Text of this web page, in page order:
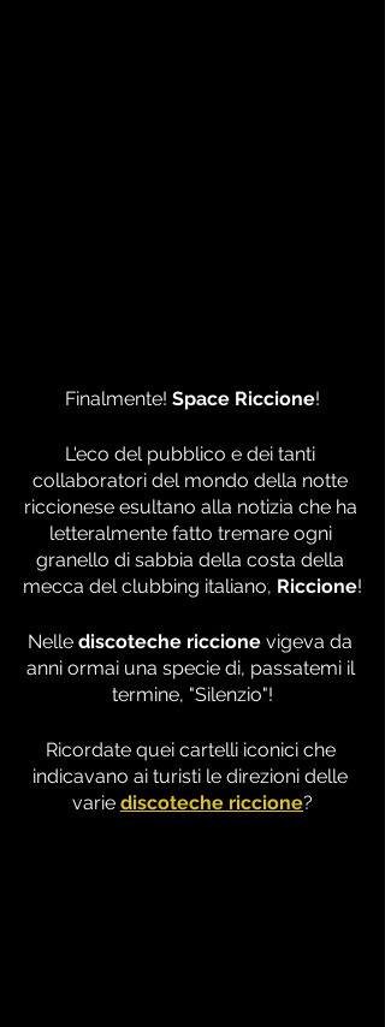
Finalmente! Space Riccione!
L'eco del pubblico e dei tanti
collaboratori del mondo della notte
riccionese esultano alla notizia che ha
letteralmente fatto tremare ogni
granello di sabbia della costa della
mecca del clubbing italiano, Riccione!
Nelle discoteche riccione vigeva da
anni ormai una specie di, passatemi il
termine, "Silenzio"!
Ricordate quei cartelli iconici che
indicavano ai turisti le direzioni delle
varie discoteche riccione?